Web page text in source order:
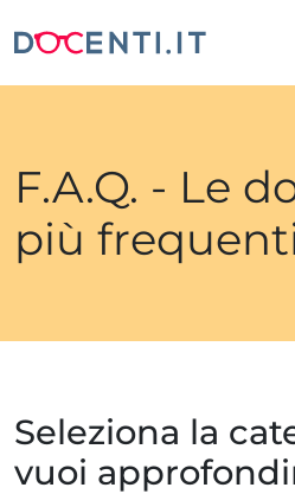
F.A.Q. - Le
più
Seleziona la
vuoi